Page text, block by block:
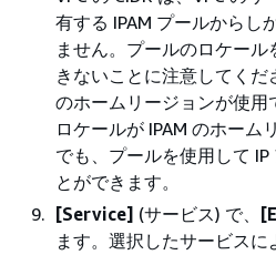
有する IPAM プールからし
ません。プールのロケー
きないことに注意してくだ
のホームリージョンが使
ロケールが IPAM のホーム
でも、プールを使用して
とができます。
[Service] (サービス) で、
ます。選択したサービスに